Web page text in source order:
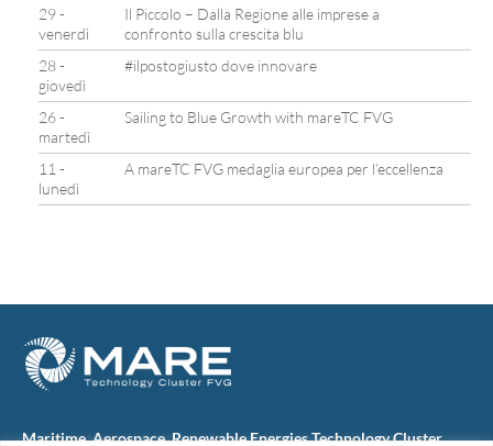
29 -
venerdì
Il Piccolo – Dalla Regione alle imprese a
confronto sulla crescita blu
28 -
giovedì
#ilpostogiusto dove innovare
26 -
martedì
Sailing to Blue Growth with mareTC FVG
11 -
lunedì
A mareTC FVG medaglia europea per l’eccellenza
Maritime, Aerospace, Renewable Energies Technology Cluster